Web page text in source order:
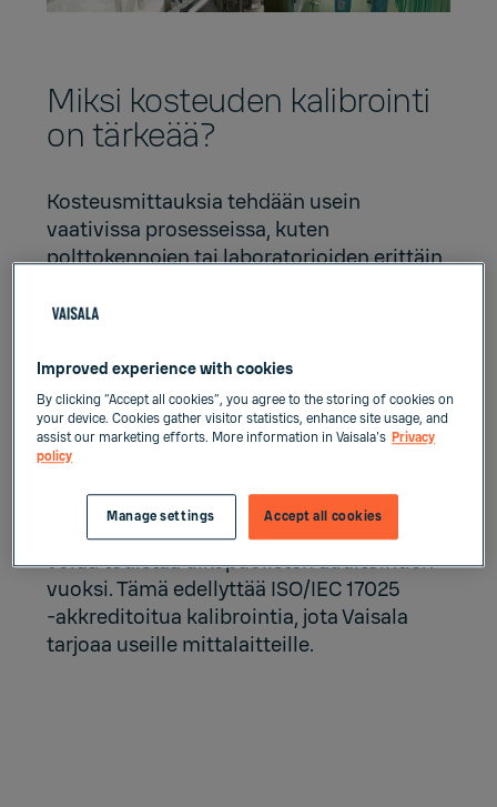
Miksi kosteuden kalibrointi
on tärkeää?
Kosteusmittauksia tehdään usein
vaativissa prosesseissa, kuten
polttokennojen tai laboratorioiden erittäin
kuivausprosessien kuivissa olosuhteissa.
ajan voi tuoda merkittäviä energia- ja
kustannussäästöjä, koska materiaalia tai
lämmintä ilmaa ei mene hukkaan.
tärkeää myös säädellyillä toimialoilla, joilla
mittausten vaatimustenmukaisuus täytyy
voida todistaa ulkopuolisten auditointien
vuoksi. Tämä edellyttää ISO/IEC 17025
‑akkreditoitua kalibrointia, jota Vaisala
tarjoaa useille mittalaitteille.
Improved experience with cookies
By clicking “Accept all cookies”, you agree to the storing of cookies on
your device. Cookies gather visitor statistics, enhance site usage, and
assist our marketing efforts. More information in Vaisala's Privacy
policy
Accept all cookies
Manage settings